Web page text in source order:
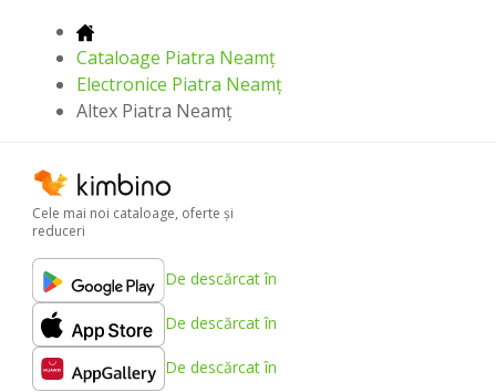
Cataloage Piatra Neamț
Electronice Piatra Neamț
Altex Piatra Neamț
Cele mai noi cataloage, oferte şi
reduceri
De descărcat în
De descărcat în
De descărcat în